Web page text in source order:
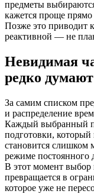
предметы
кажется проще прямо
Позже это приводит
реактивной — не
Невидимая
редко думают
За самим списком
и распределение
Каждый выбранный
подготовки,
становится слишком
режиме постоянного
В этот момент выбор
превращается в
которое уже не